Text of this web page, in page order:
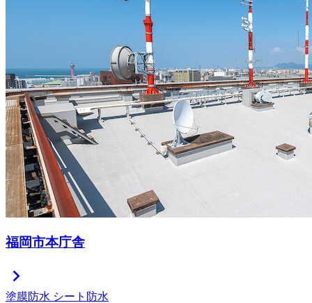
福岡市本庁舎
chevron_right
塗膜防水 シート防水